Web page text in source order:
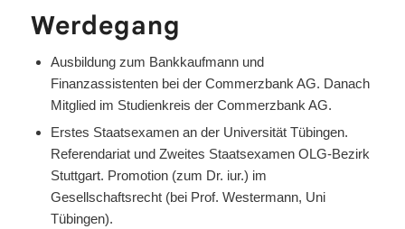
Werdegang
Ausbildung zum Bankkaufmann und
Finanzassistenten bei der Commerzbank AG. Danach
Mitglied im Studienkreis der Commerzbank AG.
Erstes Staatsexamen an der Universität Tübingen.
Referendariat und Zweites Staatsexamen OLG-Bezirk
Stuttgart. Promotion (zum Dr. iur.) im
Gesellschaftsrecht (bei Prof. Westermann, Uni
Tübingen).